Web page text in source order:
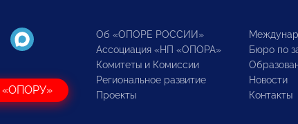
«ОПОРУ»
Об «ОПОРЕ РОССИИ»
Ассоциация «НП «ОПОРА»
Комитеты и Комиссии
Региональное развитие
Проекты
Бюро по
Новости
Контакты